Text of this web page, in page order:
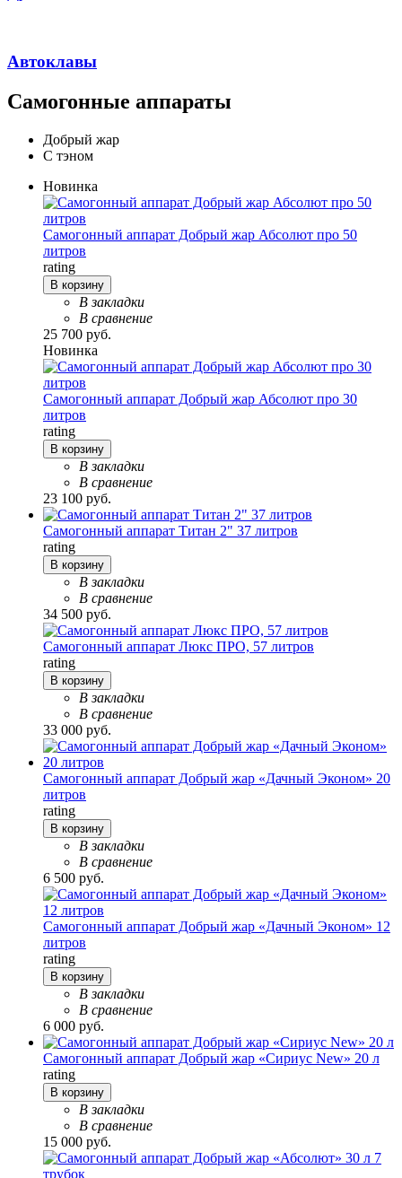
Автоклавы
Самогонные аппараты
Добрый жар
С тэном
Новинка
Самогонный аппарат Добрый жар Абсолют про 50
литров
rating
В корзину
В закладки
В сравнение
25 700 руб.
Новинка
Самогонный аппарат Добрый жар Абсолют про 30
литров
rating
В корзину
В закладки
В сравнение
23 100 руб.
Самогонный аппарат Титан 2" 37 литров
rating
В корзину
В закладки
В сравнение
34 500 руб.
Самогонный аппарат Люкс ПРО, 57 литров
rating
В корзину
В закладки
В сравнение
33 000 руб.
Самогонный аппарат Добрый жар «Дачный Эконом» 20
литров
rating
В корзину
В закладки
В сравнение
6 500 руб.
Самогонный аппарат Добрый жар «Дачный Эконом» 12
литров
rating
В корзину
В закладки
В сравнение
6 000 руб.
Самогонный аппарат Добрый жар «Сириус New» 20 л
rating
В корзину
В закладки
В сравнение
15 000 руб.